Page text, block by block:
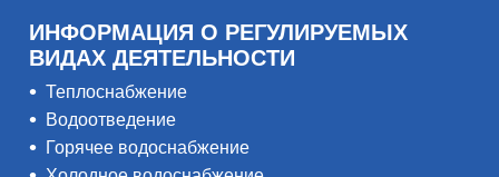
ИНФОРМАЦИЯ О РЕГУЛИРУЕМЫХ
ВИДАХ ДЕЯТЕЛЬНОСТИ
Теплоснабжение
Водоотведение
Горячее водоснабжение